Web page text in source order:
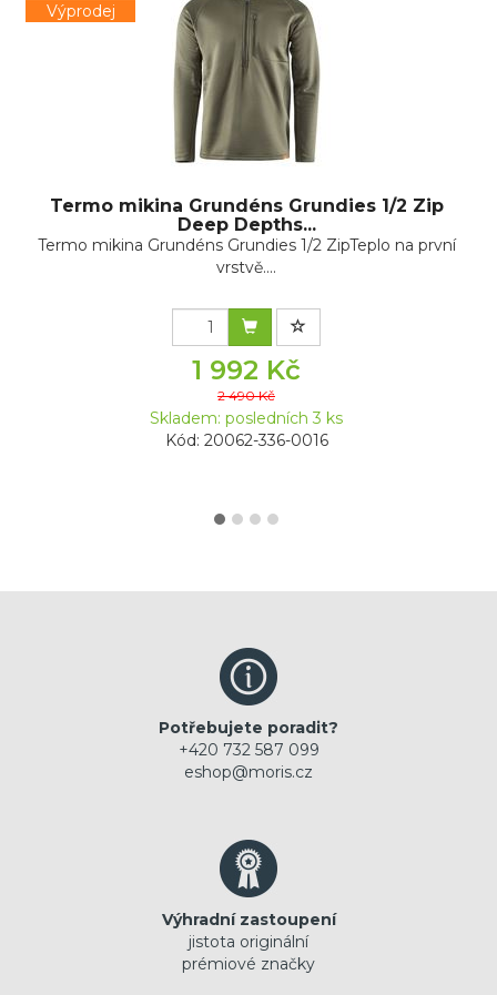
Výprodej
Termo mikina Grundéns Grundies 1/2 Zip
Deep Depths...
Termo mikina Grundéns Grundies 1/2 ZipTeplo na první
vrstvě....
1 992 Kč
2 490 Kč
Skladem: posledních 3 ks
Kód: 20062-336-0016
Potřebujete poradit?
+420 732 587 099
eshop@moris.cz
Výhradní zastoupení
jistota originální
prémiové značky